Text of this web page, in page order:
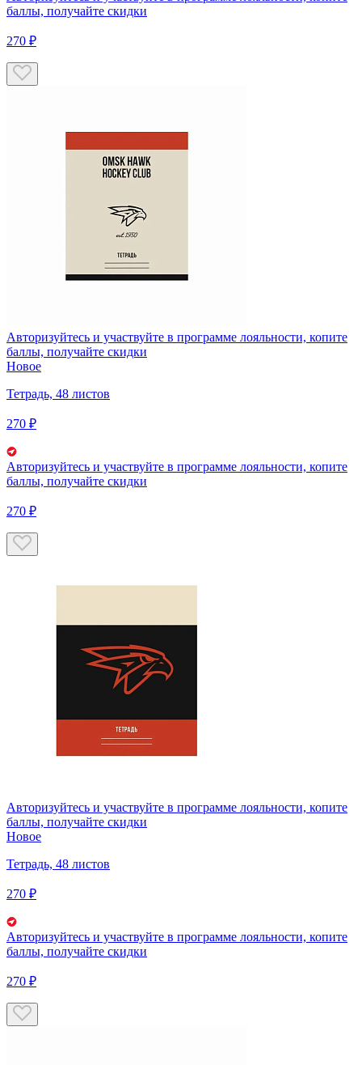
баллы, получайте скидки
270 ₽
Авторизуйтесь и участвуйте в программе лояльности, копите
баллы, получайте скидки
Новое
Тетрадь, 48 листов
270 ₽
Авторизуйтесь и участвуйте в программе лояльности, копите
баллы, получайте скидки
270 ₽
Авторизуйтесь и участвуйте в программе лояльности, копите
баллы, получайте скидки
Новое
Тетрадь, 48 листов
270 ₽
Авторизуйтесь и участвуйте в программе лояльности, копите
баллы, получайте скидки
270 ₽